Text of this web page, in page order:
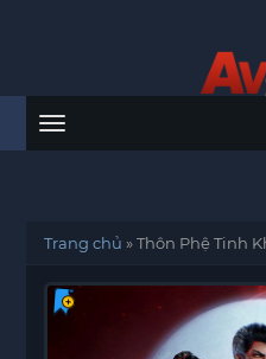
Menu
Trang chủ »Thôn Phệ Tinh